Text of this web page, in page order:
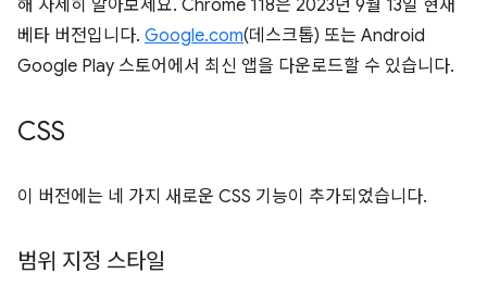
해 자세히 알아보세요. Chrome 118은 2023년 9월 13일 현재
베타 버전입니다. Google.com(데스크톱) 또는 Android
Google Play 스토어에서 최신 앱을 다운로드할 수 있습니다.
CSS
이 버전에는 네 가지 새로운 CSS 기능이 추가되었습니다.
범위 지정 스타일